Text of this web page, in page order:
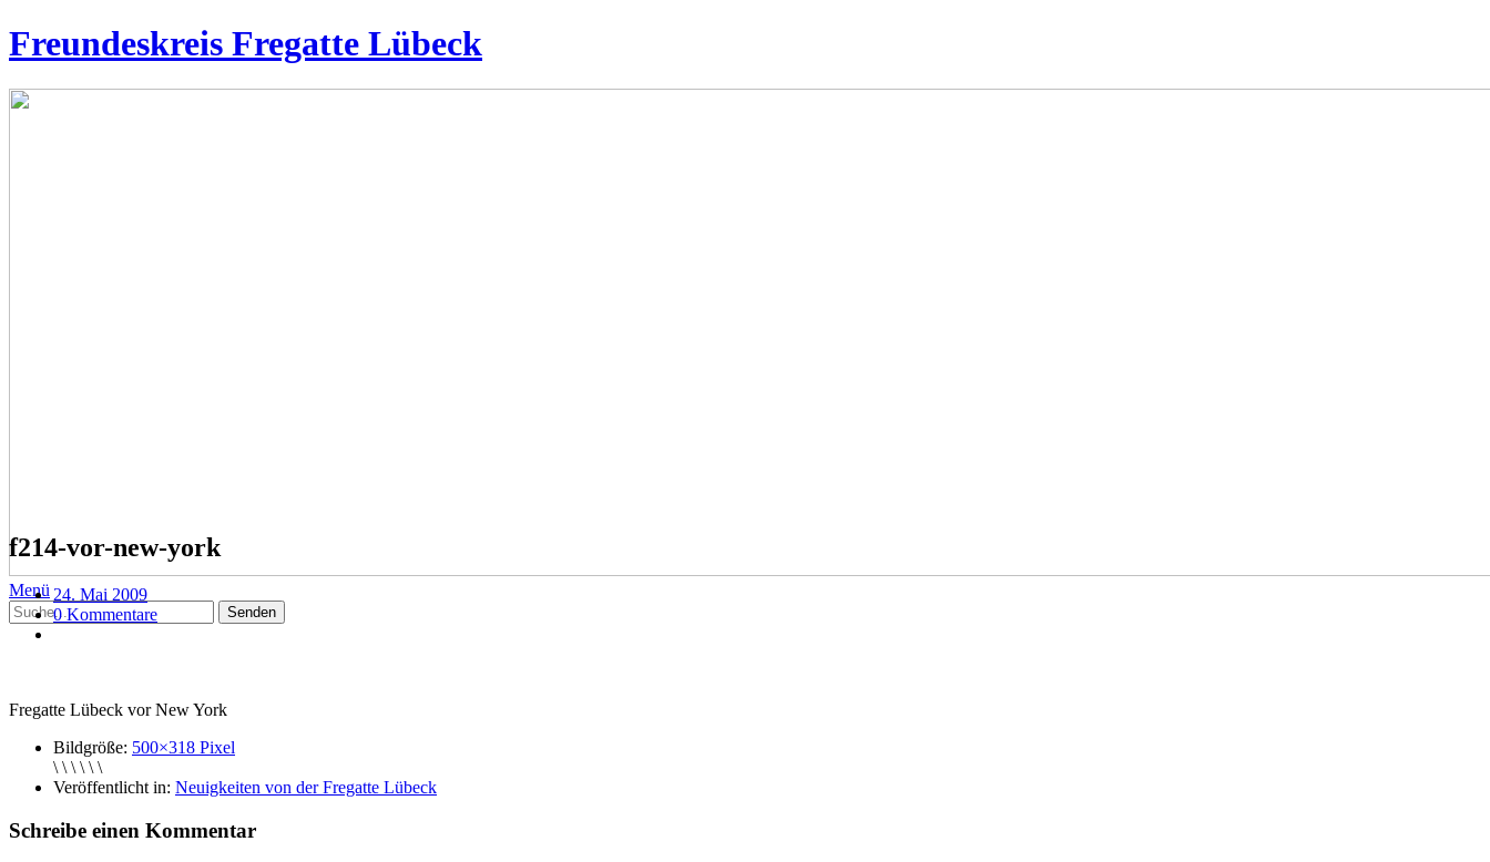
Freundeskreis Fregatte Lübeck
Menü
f214-vor-new-york
24. Mai 2009
0 Kommentare
Fregatte Lübeck vor New York
Bildgröße: 500×318 Pixel
\ \ \ \ \ \
Veröffentlicht in: Neuigkeiten von der Fregatte Lübeck
Schreibe einen Kommentar